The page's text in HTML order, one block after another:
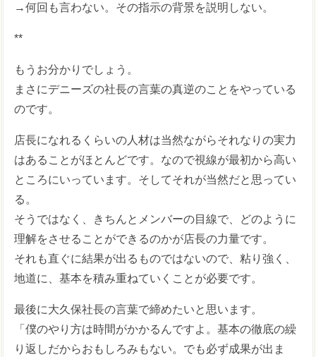
→何回も言わない。その指示の背景を説明しない。
**
もうお分かりでしょう。
まさにデニーズの社長の言葉の真逆のことをやっている
のです。
店長になれるくらいの人材は当然ながらそれなりの実力
はあることがほとんどです。なので視線が最初から高い
ところにいっています。そしてそれが当然だと思ってい
る。
そうではなく、きちんとメンバーの目線で、どのように
理解をさせることができるのかが店長の力量です。
それも直ぐに結果が出るものではないので、粘り強く、
地道に、基本を積み重ねていくことが必要です。
最後に大久保社長の言葉で締めたいと思います。
「僕のやり方は時間がかかるんですよ。基本の徹底の繰
り返しだからおもしろみもない。でも必ず成果が出ま